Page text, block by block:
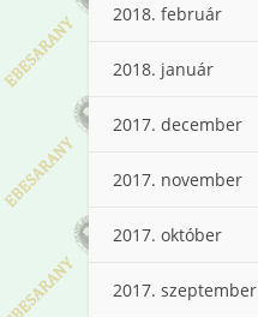
2018. február
2018. január
2017. december
2017. november
2017. október
2017. szeptember